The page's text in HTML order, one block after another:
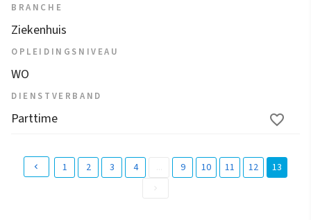
BRANCHE
Ziekenhuis
OPLEIDINGSNIVEAU
WO
DIENSTVERBAND
Parttime
1 2 3 4 9 10 11 12
13